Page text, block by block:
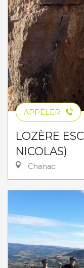
APPELER
LOZÈRE
NICOLAS)
Chanac